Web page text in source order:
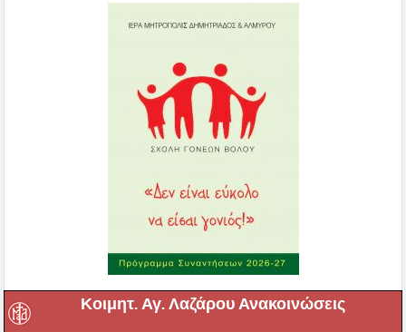
Κοιμητ. Αγ. Λαζάρου Ανακοινώσεις